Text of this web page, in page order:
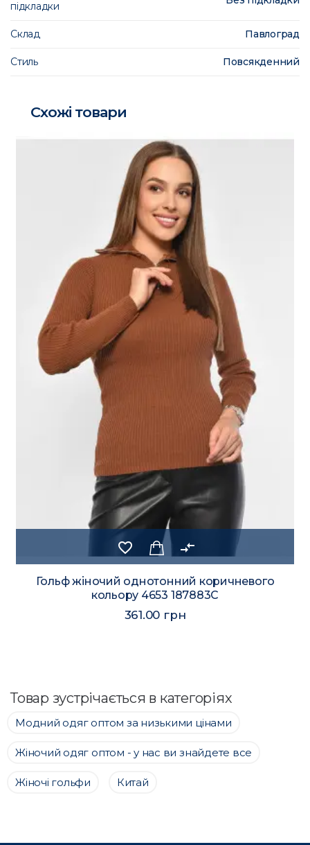
підкладки
Склад Павлоград
Стиль Повсякденний
Схожі товари
favorite_border compare_arrows
Гольф жіночий однотонний коричневого
кольору 4653 187883C
361.00 грн
Товар зустрічається в категоріях
Модний одяг оптом за низькими цінами
Жіночий одяг оптом - у нас ви знайдете все
Жіночі гольфи Китай